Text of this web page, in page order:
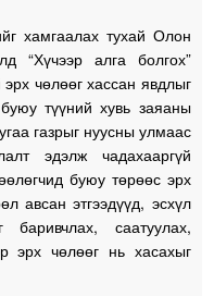
хамгаалах тухай Олон
“Хүчээр алга болгох”
чөлөөг хассан явдлыг
түүний хувь заяаны
газрыг нуусны улмаас
эдэлж чадахааргүй
буюу төрөөс эрх
авсан этгээдүүд, эсхүл
баривчлах, саатуулах,
эрх чөлөөг нь хасахыг